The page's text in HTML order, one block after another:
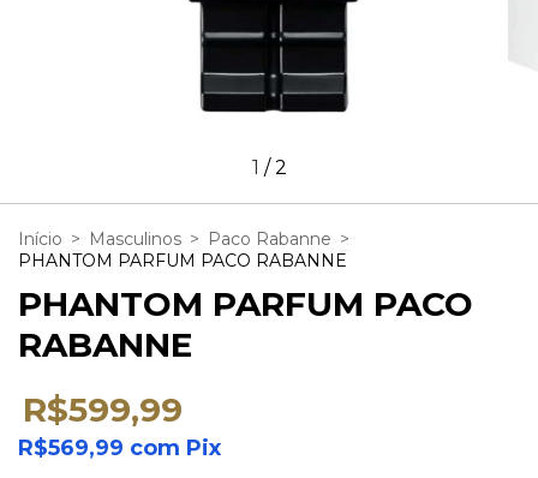
1 /2
Início > Masculinos > Paco Rabanne >
PHANTOM PARFUM PACO RABANNE
PHANTOM PARFUM PACO
RABANNE
R$599,99
R$569,99 com Pix